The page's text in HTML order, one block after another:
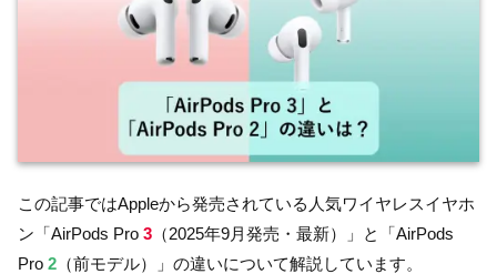
この記事ではAppleから発売されている人気ワイヤレスイヤホ
ン「AirPods Pro 3 （2025年9月発売・最新）」と「AirPods
Pro 2 （前モデル）」の違いについて解説しています。